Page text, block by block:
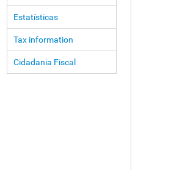
Estatísticas
Tax information
Cidadania Fiscal